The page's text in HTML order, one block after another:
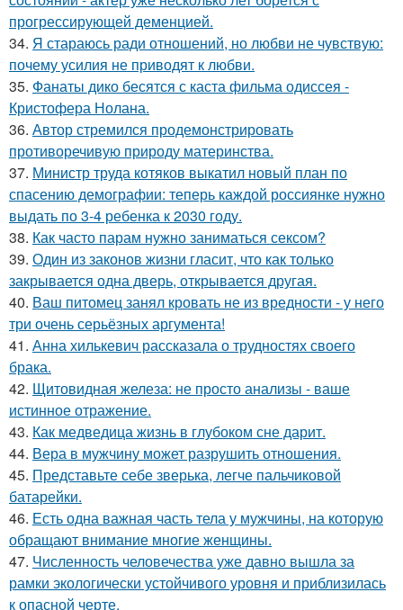
прогрессирующей деменцией.
34. Я стараюсь ради отношений, но любви не чувствую:
почему усилия не приводят к любви.
35. Фанаты дико бесятся с каста фильма одиссея -
Кристофера Нолана.
36. Автор стремился продемонстрировать
противоречивую природу материнства.
37. Министр труда котяков выкатил новый план по
спасению демографии: теперь каждой россиянке нужно
выдать по 3-4 ребенка к 2030 году.
38. Как часто парам нужно заниматься сексом?
39. Один из законов жизни гласит, что как только
закрывается одна дверь, открывается другая.
40. Ваш питомец занял кровать не из вредности - у него
три очень серьёзных аргумента!
41. Анна хилькевич рассказала о трудностях своего
брака.
42. Щитовидная железа: не просто анализы - ваше
истинное отражение.
43. Как медведица жизнь в глубоком сне дарит.
44. Вера в мужчину может разрушить отношения.
45. Представьте себе зверька, легче пальчиковой
батарейки.
46. Есть одна важная часть тела у мужчины, на которую
обращают внимание многие женщины.
47. Численность человечества уже давно вышла за
рамки экологически устойчивого уровня и приблизилась
к опасной черте.